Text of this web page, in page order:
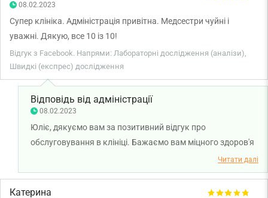
08.02.2023
Супер клініка. Адміністрація привітна. Медсестри чуйні і
уважні. Дякую, все 10 із 10!
Відгук з Facebook. Напрями: Лабораторні дослідження (аналізи),
Швидкі (експрес) дослідження
Відповідь від адміністрації
08.02.2023
Юліє, дякуємо вам за позитивний відгук про
обслуговування в клініці. Бажаємо вам міцного здоров'я
Читати далі
Катерина